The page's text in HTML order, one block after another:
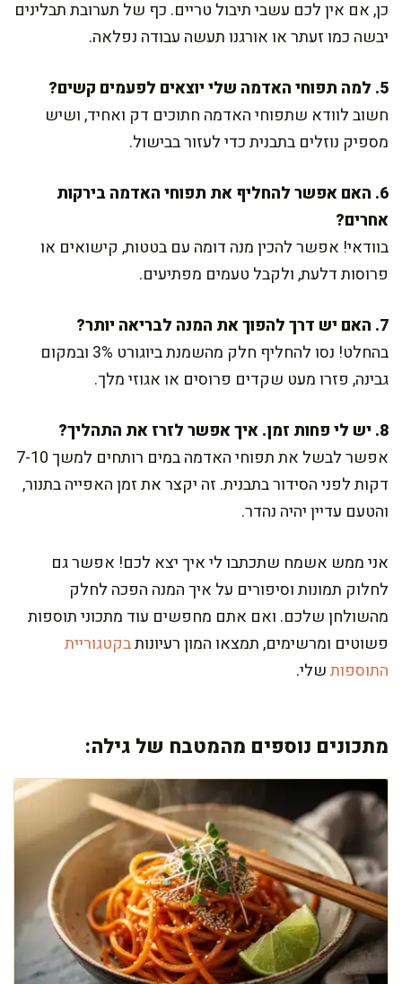
כן, אם אין לכם עשבי תיבול טריים. כף של תערובת תבלינים
יבשה כמו זעתר או אורגנו תעשה עבודה נפלאה.
5. למה תפוחי האדמה שלי יוצאים לפעמים קשים?
חשוב לוודא שתפוחי האדמה חתוכים דק ואחיד, ושיש
מספיק נוזלים בתבנית כדי לעזור בבישול.
6. האם אפשר להחליף את תפוחי האדמה בירקות
אחרים?
בוודאי! אפשר להכין מנה דומה עם בטטות, קישואים או
פרוסות דלעת, ולקבל טעמים מפתיעים.
7. האם יש דרך להפוך את המנה לבריאה יותר?
בהחלט! נסו להחליף חלק מהשמנת ביוגורט 3% ובמקום
גבינה, פזרו מעט שקדים פרוסים או אגוזי מלך.
8. יש לי פחות זמן. איך אפשר לזרז את התהליך?
אפשר לבשל את תפוחי האדמה במים רותחים למשך 7-10
דקות לפני הסידור בתבנית. זה יקצר את זמן האפייה בתנור,
והטעם עדיין יהיה נהדר.
אני ממש אשמח שתכתבו לי איך יצא לכם! אפשר גם
לחלוק תמונות וסיפורים על איך המנה הפכה לחלק
מהשולחן שלכם. ואם אתם מחפשים עוד מתכוני תוספות
פשוטים ומרשימים, תמצאו המון רעיונותבקטגוריית
התוספותשלי.
מתכונים נוספים מהמטבח של גילה: